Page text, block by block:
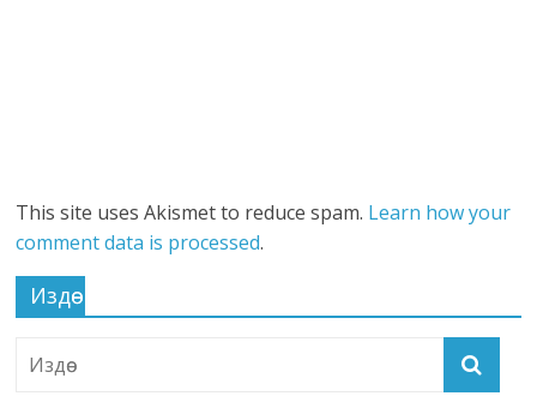
This site uses Akismet to reduce spam. Learn how your
comment data is processed.
Издөө